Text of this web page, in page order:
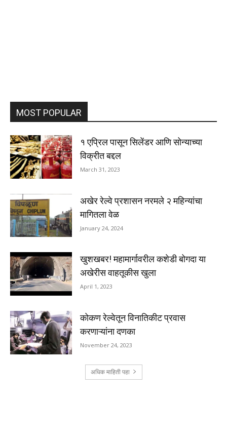
MOST POPULAR
१ एप्रिल पासून सिलेंडर आणि सोन्याच्या
विक्रीत बद्दल
March 31, 2023
अखेर रेल्वे प्रशासन नरमले २ महिन्यांचा
मागितला वेळ
January 24, 2024
खुशखबर! महामार्गावरील कशेडी बोगदा या
अखेरीस वाहतूकीस खुला
April 1, 2023
कोकण रेल्वेतून विनातिकीट प्रवास
करणाऱ्यांना दणका
November 24, 2023
अधिक माहिती पहा